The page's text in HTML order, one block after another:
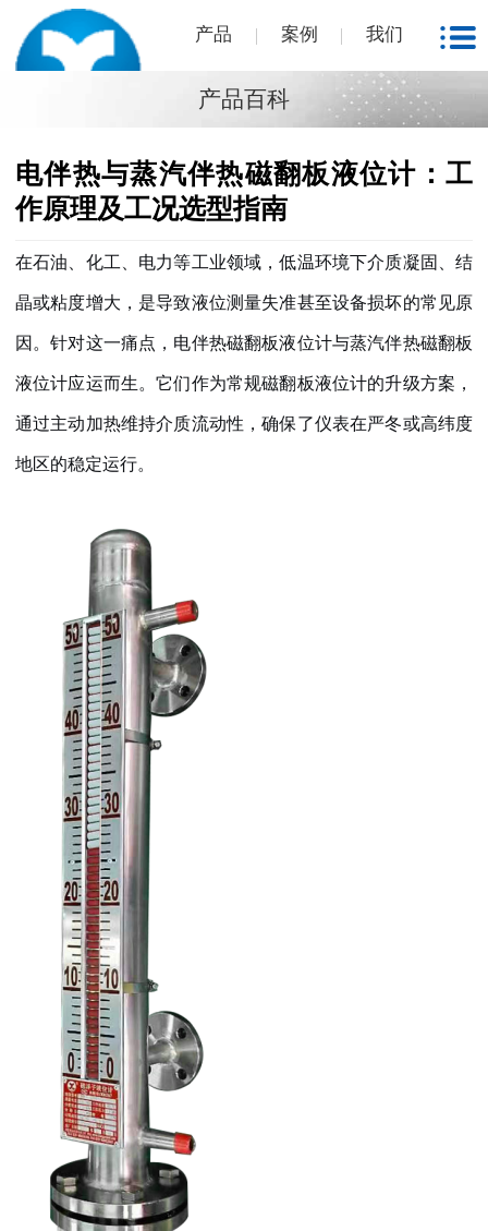
产品 案例 我们
产品百科
电伴热与蒸汽伴热磁翻板液位计：工
作原理及工况选型指南
在石油、化工、电力等工业领域，低温环境下介质凝固、结
晶或粘度增大，是导致液位测量失准甚至设备损坏的常见原
因。针对这一痛点， 电伴热磁翻板液位计与蒸汽伴热磁翻板
液位计应运而生。它们作为常规磁翻板液位计的升级方案，
通过主动加热维持介质流动性，确保了仪表在严冬或高纬度
地区的稳定运行。